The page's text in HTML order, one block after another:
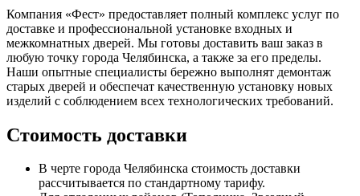
Компания «Фест» предоставляет полный комплекс услуг по
доставке и профессиональной установке входных и
межкомнатных дверей. Мы готовы доставить ваш заказ в
любую точку города Челябинска, а также за его пределы.
Наши опытные специалисты бережно выполнят демонтаж
старых дверей и обеспечат качественную установку новых
изделий с соблюдением всех технологических требований.
Стоимость доставки
В черте города Челябинска стоимость доставки
рассчитывается по стандартному тарифу.